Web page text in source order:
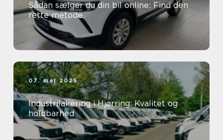
Sådan sælger du din bil online: Find den
rette metode
07. maj 2025
Industrilakering i Hjørring: Kvalitet og
holdbarhed